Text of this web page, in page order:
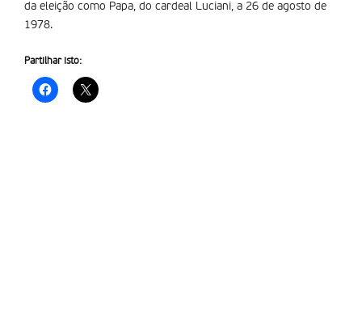
da eleição como Papa, do cardeal Luciani, a 26 de agosto de
1978.
Partilhar isto: